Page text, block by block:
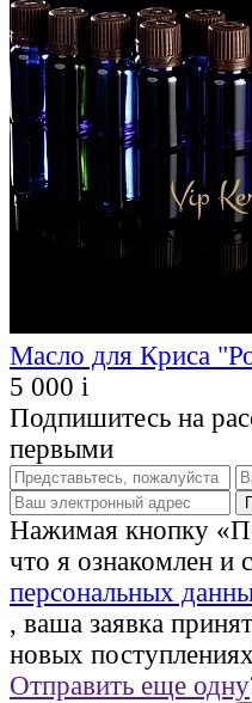
Масло для Криса
5 000 i
Подпишитесь на
первыми
Нажимая кнопку
что я ознакомлен и
персональных
, ваша заявка
новых
Отправить еще одну